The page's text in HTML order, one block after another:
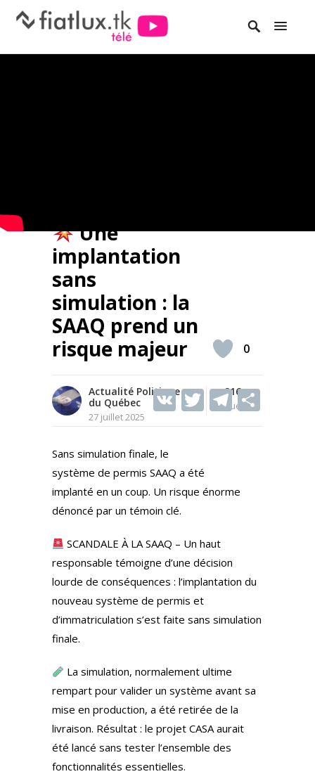
Une
implantation
sans
simulation : la
SAAQ prend un
risque majeur
Actualité Politique
du Québec
27 juillet 2025
216
Vues
V T T
a
0
Sans simulation finale, le
système de permis SAAQ a été
implanté en un coup. Un risque énorme
dénoncé par un témoin clé.
SCANDALE À LA SAAQ – Un haut
responsable témoigne d’une décision
lourde de conséquences : l’implantation du
nouveau système de permis et
d’immatriculation s’est faite sans simulation
finale.
La simulation, normalement ultime
rempart pour valider un système avant sa
mise en production, a été retirée de la
livraison. Résultat : le projet CASA aurait
été lancé sans tester l’ensemble des
fonctionnalités essentielles.